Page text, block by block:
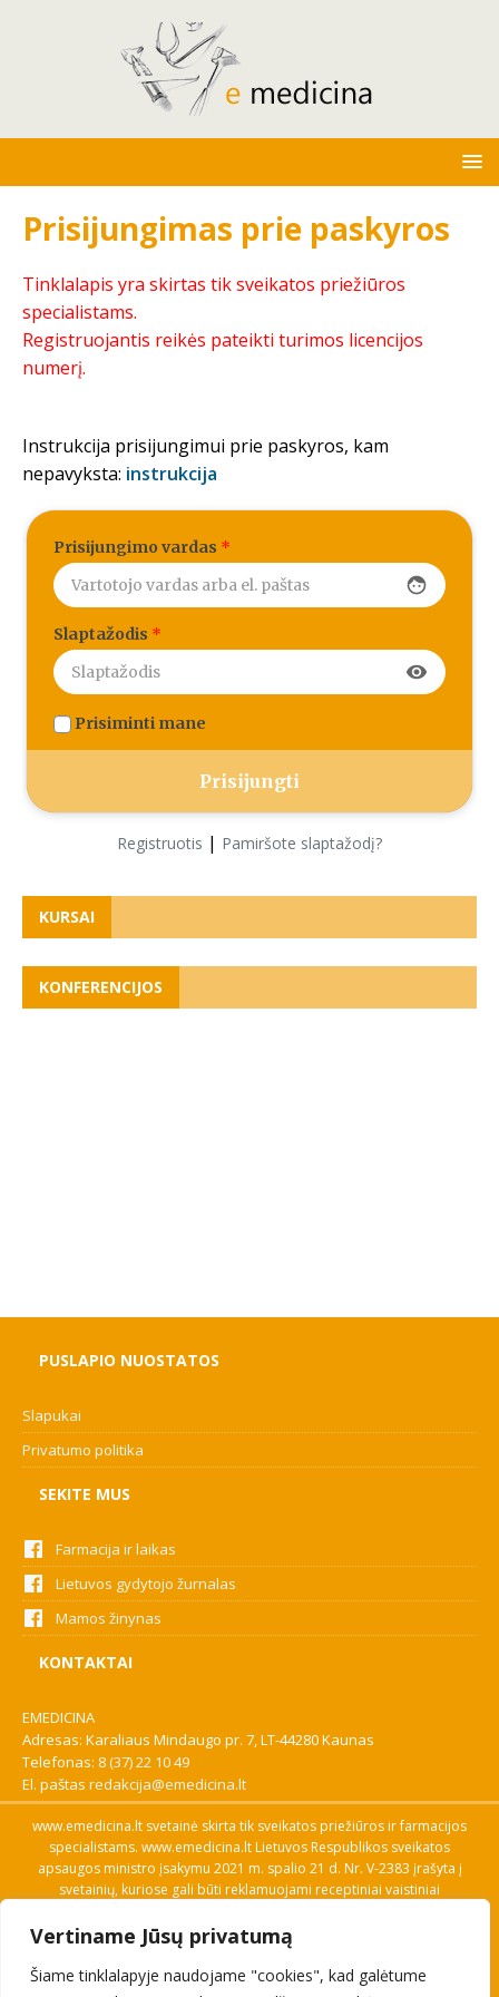
Vertiname Jūsų privatumą
Šiame tinklalapyje naudojame "cookies", kad galėtume
Prisijungimas prie paskyros
Tinklalapis yra skirtas tik sveikatos priežiūros
specialistams.
Registruojantis reikės pateikti turimos licencijos
numerį.
Instrukcija prisijungimui prie paskyros, kam
nepavyksta: instrukcija
Prisijungimo vardas *
face
Slaptažodis *
visibility
Prisiminti mane
Registruotis | Pamiršote slaptažodį?
KURSAI
KONFERENCIJOS
PUSLAPIO NUOSTATOS
Slapukai
Privatumo politika
SEKITE MUS
Farmacija ir laikas
Lietuvos gydytojo žurnalas
Mamos žinynas
KONTAKTAI
EMEDICINA
Adresas: Karaliaus Mindaugo pr. 7, LT-44280 Kaunas
Telefonas: 8 (37) 22 10 49
El. paštas redakcija@emedicina.lt
www.emedicina.lt svetainė skirta tik sveikatos priežiūros ir farmacijos
specialistams. www.emedicina.lt Lietuvos Respublikos sveikatos
apsaugos ministro įsakymu 2021 m. spalio 21 d. Nr. V-2383 įrašyta į
svetainių, kuriose gali būti reklamuojami receptiniai vaistiniai
savo profesinę kvalifikaciją. Naudingos nuorodos: Vaistų ir medicinos
pagalbos priemonių kainų paieška, VVKT tinklalapis, Sveikatos
priežiūros ar farmacijos specialisto pranešimo apie įtariamą